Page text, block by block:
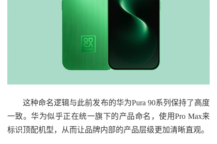
这种命名逻辑与此前发布的华为Pura 90系列保持了高度
一致。华为似乎正在统一旗下的产品命名，使用Pro Max来
标识顶配机型，从而让品牌内部的产品层级更加清晰直观。